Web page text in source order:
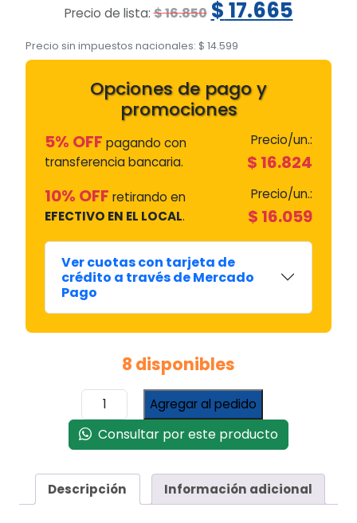
Precio de lista:$16.850 El
precio
original
era:
$ 16.850.
$17.665El
$
Precio sin impuestos nacionales: $ 14.599
Opciones de pago y
promociones
5% OFF pagando con
transferencia bancaria.
Precio/un.:
$ 16.824
10% OFF retirando en
EFECTIVO EN EL LOCAL.
Precio/un.:
$ 16.059
Ver cuotas con tarjeta de
crédito a través de Mercado
Pago
8 disponibles
Fuelle
Lavarropas
Drean
Excellent
cantidad
Agregar al pedido
Consultar por este producto
Descripción Información adicional